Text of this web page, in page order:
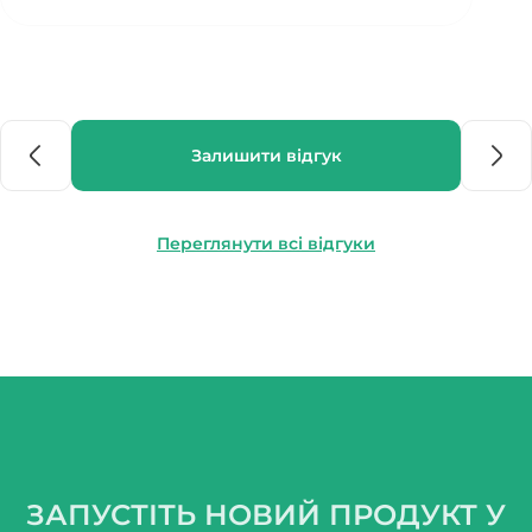
Залишити відгук
Переглянути всі відгуки
ЗАПУСТІТЬ НОВИЙ ПРОДУКТ У